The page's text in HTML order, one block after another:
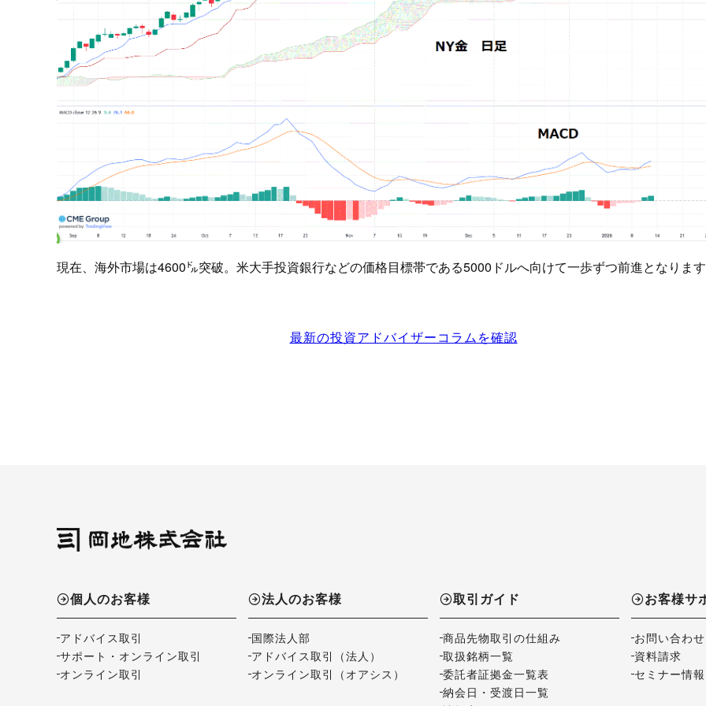
現在、海外市場は4600㌦突破。米大手投資銀行などの価格目標帯である5000ドルへ向けて一歩ずつ前進となりま
最新の投資アドバイザーコラムを確認
個人のお客様
アドバイス取引
サポート・オンライン取引
オンライン取引
法人のお客様
国際法人部
アドバイス取引（法人）
オンライン取引（オアシス）
取引ガイド
商品先物取引の仕組み
取扱銘柄一覧
委託者証拠金一覧表
納会日・受渡日一覧
お客様サ
お問い合わせ
資料請求
セミナー情報